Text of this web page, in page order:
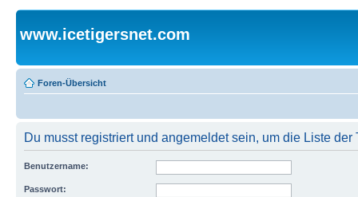
www.icetigersnet.com
Foren-Übersicht
Du musst registriert und angemeldet sein, um die Liste
Benutzername:
Passwort: